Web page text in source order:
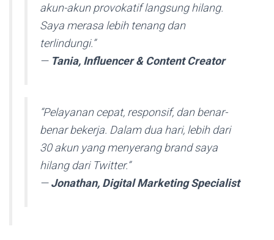
akun-akun provokatif langsung hilang.
Saya merasa lebih tenang dan
terlindungi.”
— Tania, Influencer & Content Creator
“Pelayanan cepat, responsif, dan benar-
benar bekerja. Dalam dua hari, lebih dari
30 akun yang menyerang brand saya
hilang dari Twitter.”
—Jonathan, Digital Marketing Specialist